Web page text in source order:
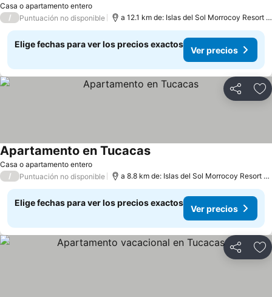
Casa o apartamento entero
/ Puntuación no disponible a 12.1 km de: Islas del Sol Morrocoy Resort Chichiriviche
Elige fechas para ver los precios exactos
Ver precios
Compartir
Casa o apartamento entero
Apartamento en Tucacas
/ Puntuación no disponible a 8.8 km de: Islas del Sol Morrocoy Resort Chichiriviche
Elige fechas para ver los precios exactos
Ver precios
Compartir